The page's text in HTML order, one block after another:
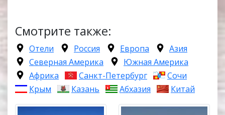
Смотрите также:
Отели Россия Европа
Азия
Северная Америка
Южная Америка
Африка
Санкт-Петербург
Сочи
Крым
Казань Абхазия Китай